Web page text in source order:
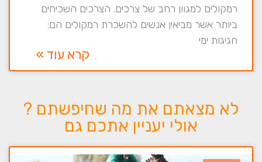
רמקולים למגוון רחב של צרכים. הצרכים השכיחים
ביותר אשר מביאין אנשים להשכרת רמקולים הם:
חגיגות ימי
קרא עוד »
לא מצאתם את מה שחיפשתם ?
אולי יעניין אתכם גם